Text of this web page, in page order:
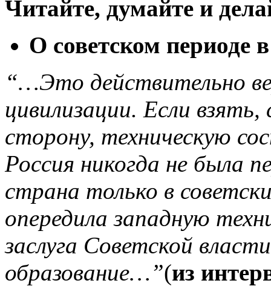
Читайте, думайте и
О советском периоде
“…Это действительно
цивилизации. Если
сторону, техническую
Россия никогда не была
страна только в
опередила западную
заслуга Советской
образование…”(из